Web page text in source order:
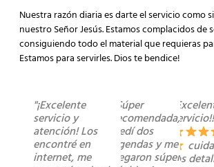
Nuestra razón diaria es darte el servicio como
nuestro Señor Jesús. Estamos complacidos de
consiguiendo todo el material que requieras
Estamos para servirles. Dios te bendice!
"¡Excelente
servicio y
atención! Los
encontré en
internet, me
"Súper
recomendada,
pedí dos
agendas y me
llegaron súper
servicio!!
los